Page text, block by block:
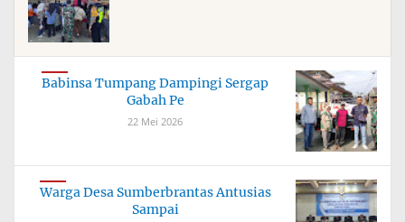
Babinsa Tumpang Dampingi Sergap
Gabah Pe
22 Mei 2026
Warga Desa Sumberbrantas Antusias
Sampai